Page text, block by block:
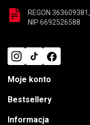
REGON 363609381,
NIP 6692526588
Moje konto
Bestsellery
Informacja